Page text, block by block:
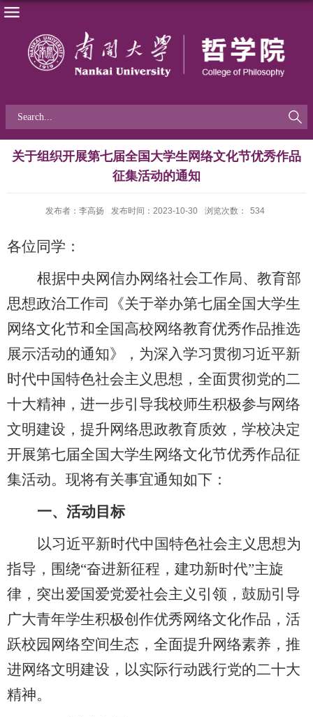
关于组织开展第七届全国大学生网络文化节优秀作品
征集活动的通知
发布者：李高扬 发布时间：2023-10-30 浏览次数： 534
各位同学：
根据中央网信办网络社会工作局、教育部
思想政治工作司《关于举办第七届全国大学生
网络文化节和全国高校网络教育优秀作品推选
展示活动的通知》，为深入学习贯彻习近平新
时代中国特色社会主义思想，全面贯彻党的二
十大精神，进一步引导我校师生积极参与网络
文明建设，提升网络思政教育质效，学校决定
开展第七届全国大学生网络文化节优秀作品征
集活动。现将有关事宜通知如下：
一、 活动目标
以习近平新时代中国特色社会主义思想为
指导，围绕“奋进新征程，建功新时代”主旋
律，突出爱国爱党爱社会主义引领，鼓励引导
广大青年学生积极创作优秀网络文化作品，活
跃校园网络空间生态，全面提升网络素养，推
进网络文明建设，以实际行动践行党的二十大
精神。